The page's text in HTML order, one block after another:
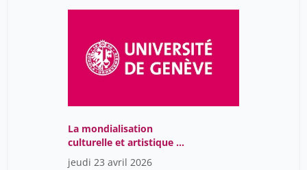
La mondialisation
culturelle et artistique au
prisme du numérique
jeudi 23 avril 2026